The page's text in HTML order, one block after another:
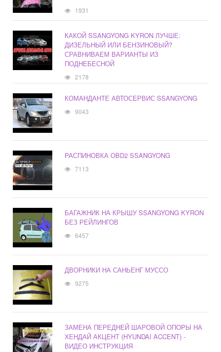
1931
КАКОЙ SSANGYONG KYRON ЛУЧШЕ:
ДИЗЕЛЬНЫЙ ИЛИ БЕНЗИНОВЫЙ?
СРАВНИВАЕМ ВАРИАНТЫ ИЗ
ПОДНЕБЕСНОЙ
2178
КОМАНДАНТЕ АВТОСЕРВИС SSANGYONG
9043
РАСПИНОВКА OBD2 SSANGYONG
7113
БАГАЖНИК НА КРЫШУ SSANGYONG KYRON
БЕЗ РЕЙЛИНГОВ
6457
ДВОРНИКИ НА САНЬЕНГ МУССО
9275
ЗАМЕНА ПЕРЕДНЕЙ ШАРОВОЙ ОПОРЫ НА
ХЕНДАЙ АКЦЕНТ (HYUNDAI ACCENT) -
ВИДЕО ИНСТРУКЦИЯ